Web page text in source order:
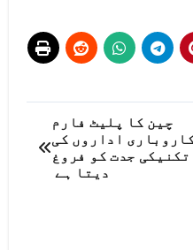
چین کا پلیٹ فارم
اداروں کی
تکنیکی جدت کو فروغ
دیتا ہے